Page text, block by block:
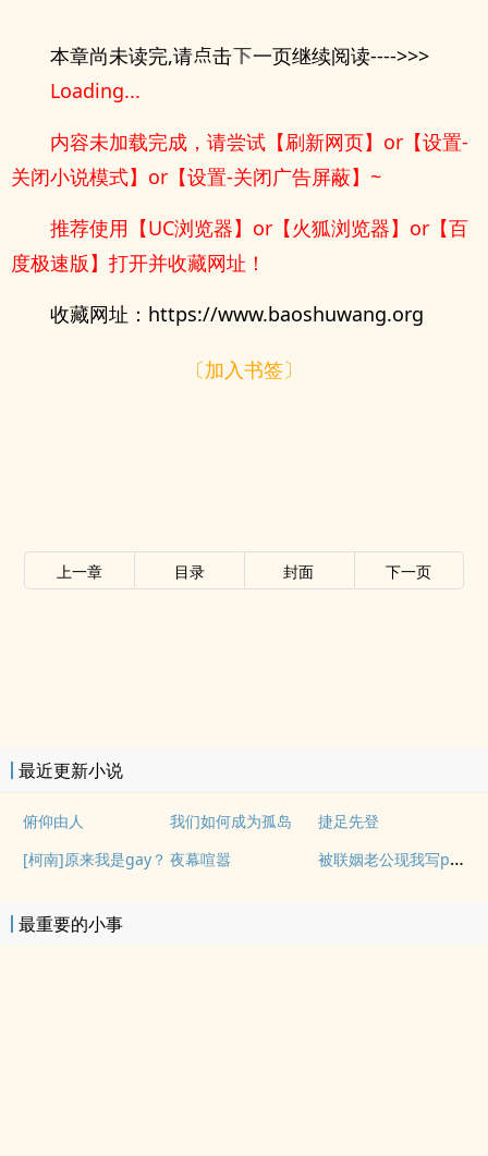
本章尚未读完,请 击
一页继续阅读---->>>
Loading...
内容未加载完成，请尝试【刷新网页】or【设置-
关闭小说模式】or【设置-关闭广告屏蔽】~
推荐使用【UC浏览器】or【火狐浏览器】or【百
度极速版】打开并收藏网址！
收藏网址：https://www.baoshuwang.org
〔加入书签〕
上一章 目录 封面 下一页
最近更新小说
俯仰由人 我们如何成为孤岛
捷足先登
[柯南]原来我是gay？ 夜幕喧嚣 被联姻老公现我写po文后
最重要的小事